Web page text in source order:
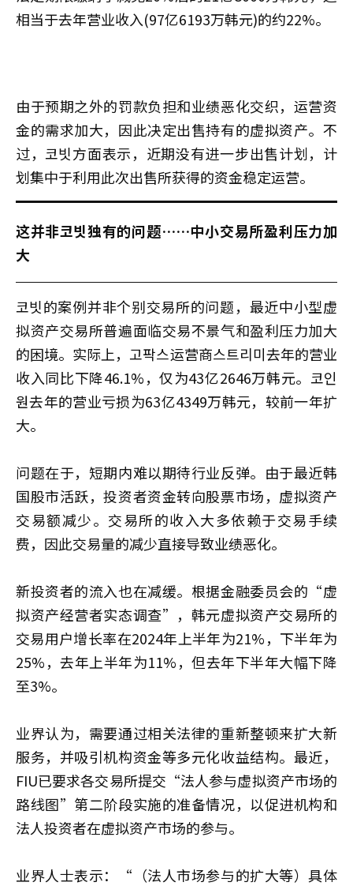
相当于去年营业收入(97亿6193万韩元)的约22%。
由于预期之外的罚款负担和业绩恶化交织，运营资
金的需求加大，因此决定出售持有的虚拟资产。不
过，코빗方面表示，近期没有进一步出售计划，计
划集中于利用此次出售所获得的资金稳定运营。
这并非코빗独有的问题……中小交易所盈利压力加
大
코빗的案例并非个别交易所的问题，最近中小型虚
拟资产交易所普遍面临交易不景气和盈利压力加大
的困境。实际上，고팍스运营商스트리미去年的营业
收入同比下降46.1%，仅为43亿2646万韩元。코인
원去年的营业亏损为63亿4349万韩元，较前一年扩
大。
问题在于，短期内难以期待行业反弹。由于最近韩
国股市活跃，投资者资金转向股票市场，虚拟资产
交易额减少。交易所的收入大多依赖于交易手续
费，因此交易量的减少直接导致业绩恶化。
新投资者的流入也在减缓。根据金融委员会的“虚
拟资产经营者实态调查”，韩元虚拟资产交易所的
交易用户增长率在2024年上半年为21%，下半年为
25%，去年上半年为11%，但去年下半年大幅下降
至3%。
业界认为，需要通过相关法律的重新整顿来扩大新
服务，并吸引机构资金等多元化收益结构。最近，
FIU已要求各交易所提交“法人参与虚拟资产市场的
路线图”第二阶段实施的准备情况，以促进机构和
法人投资者在虚拟资产市场的参与。
业界人士表示：“（法人市场参与的扩大等）具体